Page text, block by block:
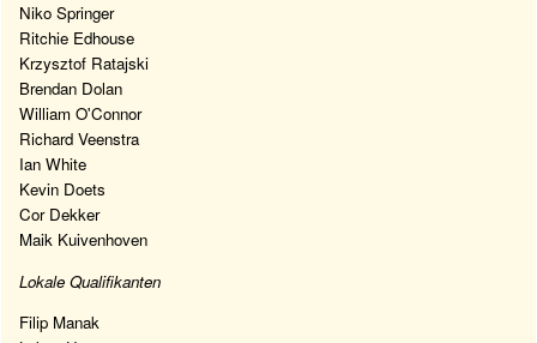
Niko Springer
Ritchie Edhouse
Krzysztof Ratajski
Brendan Dolan
William O'Connor
Richard Veenstra
Ian White
Kevin Doets
Cor Dekker
Maik Kuivenhoven
Lokale Qualifikanten
Filip Manak